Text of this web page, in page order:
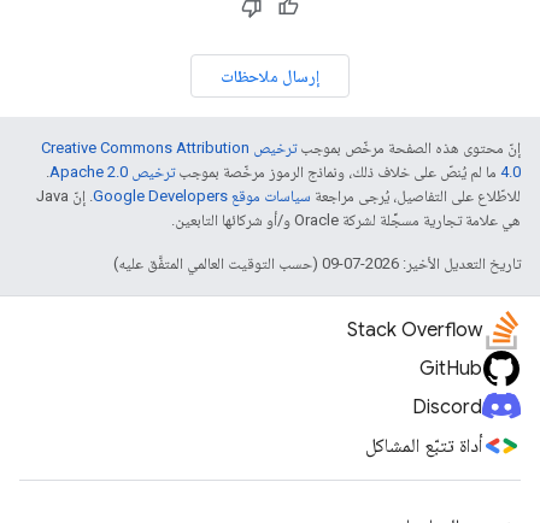
إرسال ملاحظات
إنّ محتوى هذه الصفحة مرخّص بموجب
ترخيص Creative Commons Attribution
4.0‏ ما لم يُنصّ على خلاف ذلك، ونماذج الرموز مرخّصة بموجبترخيص Apache 2.0‏
.
للاطّلاع على التفاصيل، يُرجى مراجعة سياسات موقع Google Developers‏
. إنّ Java
هي علامة تجارية مسجَّلة لشركة Oracle و/أو شركائها التابعين.
تاريخ التعديل الأخير: 2026-07-09 (حسب التوقيت العالمي المتفَّق عليه)
Stack Overflow
GitHub
Discord
أداة تتبّع المشاكل